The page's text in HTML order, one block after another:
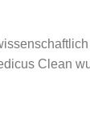
Clean